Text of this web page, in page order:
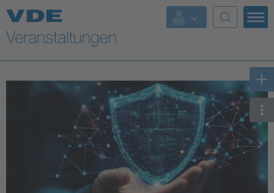
Top Themen
Fokusthemen
AI & Digital Trust